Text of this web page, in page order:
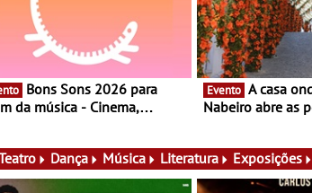
da música - Cinema,
mais
Evento
Nabeiro abre as
entre 8 e 16 de
Dança Música Literatura Exposições